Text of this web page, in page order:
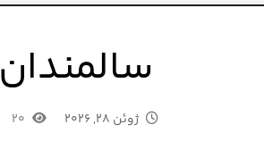
سالمندان
ژوئن ۲۸, ۲۰۲۶ ۲۰